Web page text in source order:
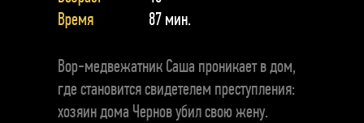
Время
87 мин.
Вор-медвежатник Саша проникает в дом,
где становится свидетелем преступления:
хозяин дома Чернов убил свою жену.